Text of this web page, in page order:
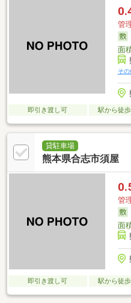
管
面
そ
即引き渡し可 駅から徒
貸駐車場
熊本県合志市須屋
管
面
即引き渡し可 駅から徒